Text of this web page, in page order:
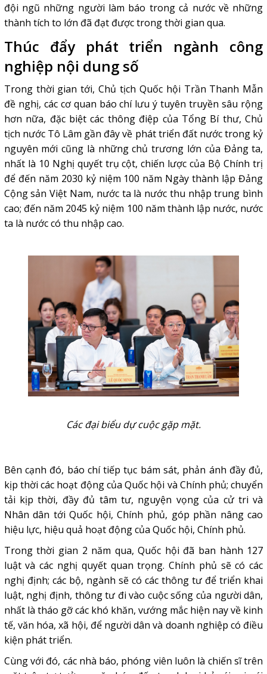
đội ngũ những người làm báo trong cả nước về những
thành tích to lớn đã đạt được trong thời gian qua.
Thúc đẩy phát triển ngành công
nghiệp nội dung số
Trong thời gian tới, Chủ tịch Quốc hội Trần Thanh Mẫn
đề nghị, các cơ quan báo chí lưu ý tuyên truyền sâu rộng
hơn nữa, đặc biệt các thông điệp của Tổng Bí thư, Chủ
tịch nước Tô Lâm gần đây về phát triển đất nước trong kỷ
nguyên mới cũng là những chủ trương lớn của Đảng ta,
nhất là 10 Nghị quyết trụ cột, chiến lược của Bộ Chính trị
để đến năm 2030 kỷ niệm 100 năm Ngày thành lập Đảng
Cộng sản Việt Nam, nước ta là nước thu nhập trung bình
cao; đến năm 2045 kỷ niệm 100 năm thành lập nước, nước
ta là nước có thu nhập cao.
Các đại biểu dự cuộc gặp mặt.
Bên cạnh đó, báo chí tiếp tục bám sát, phản ánh đầy đủ,
kịp thời các hoạt động của Quốc hội và Chính phủ; chuyển
tải kịp thời, đầy đủ tâm tư, nguyện vọng của cử tri và
Nhân dân tới Quốc hội, Chính phủ, góp phần nâng cao
hiệu lực, hiệu quả hoạt động của Quốc hội, Chính phủ.
Trong thời gian 2 năm qua, Quốc hội đã ban hành 127
luật và các nghị quyết quan trọng. Chính phủ sẽ có các
nghị định; các bộ, ngành sẽ có các thông tư để triển khai
luật, nghị định, thông tư đi vào cuộc sống của người dân,
nhất là tháo gỡ các khó khăn, vướng mắc hiện nay về kinh
tế, văn hóa, xã hội, để người dân và doanh nghiệp có điều
kiện phát triển.
Cùng với đó, các nhà báo, phóng viên luôn là chiến sĩ trên